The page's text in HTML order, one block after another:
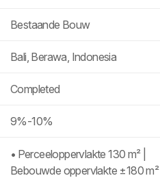
Bestaande Bouw
Bali, Berawa, Indonesia
Completed
9%-10%
•⁠ ⁠Perceeloppervlakte 130 m² |
Bebouwde oppervlakte ±180 m²